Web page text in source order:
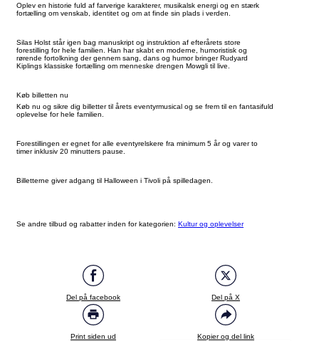
Oplev en historie fuld af farverige karakterer, musikalsk energi og en stærk
fortælling om venskab, identitet og om at finde sin plads i verden.
Silas Holst står igen bag manuskript og instruktion af efterårets store
forestilling for hele familien. Han har skabt en moderne, humoristisk og
rørende fortolkning der gennem sang, dans og humor bringer Rudyard
Kiplings klassiske fortælling om menneske drengen Mowgli til live.
Køb billetten nu
Køb nu og sikre dig billetter til årets eventyrmusical og se frem til en fantasifuld
oplevelse for hele familien.
Forestillingen er egnet for alle eventyrelskere fra minimum 5 år og varer to
timer inklusiv 20 minutters pause.
Billetterne giver adgang til Halloween i Tivoli på spilledagen.
Se andre tilbud og rabatter inden for kategorien: Kultur og oplevelser
Del på facebook Del på X
Print siden ud Kopier og del link